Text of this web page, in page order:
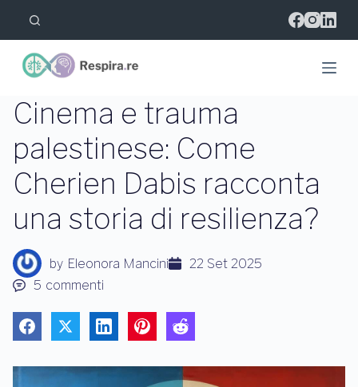
l
l
c
n
t
e
n
t
o
Cinema e trauma
palestinese: Come
Cherien Dabis racconta
una storia di resilienza?
by Eleonora Mancini
22 Set 2025
5 commenti